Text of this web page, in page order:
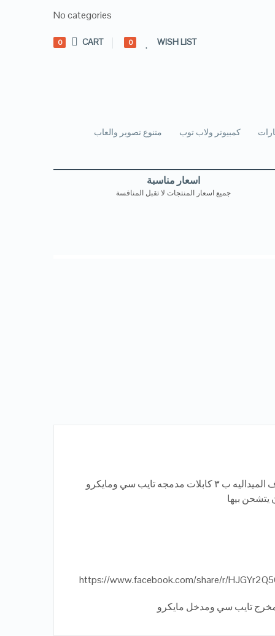
No categories
WISH LIST
0
CART
0
كمبيوتر ولاب توب متنوع تصوير والعاب
اسعار مناسبة
جميع اسعار المنتجات لا تقبل المنافسة
باور بانك ريماكس الاصلي بالكشاف الميداليه ب ٣ كابلات مدمجه تايب سي ومايكرو
بيها
https://www.facebook.com/share/r/